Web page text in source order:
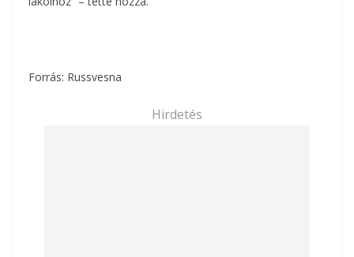
Forrás: Russvesna
Hirdetés